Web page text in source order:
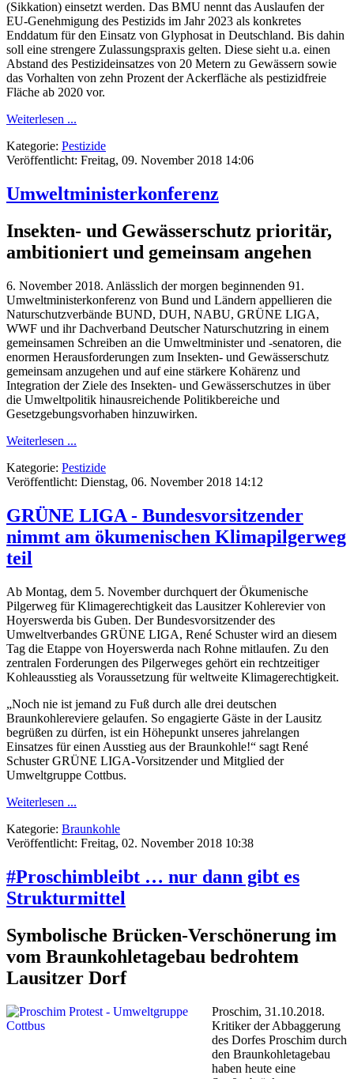
(Sikkation) einsetzt werden. Das BMU nennt das Auslaufen der
EU-Genehmigung des Pestizids im Jahr 2023 als konkretes
Enddatum für den Einsatz von Glyphosat in Deutschland. Bis dahin
soll eine strengere Zulassungspraxis gelten. Diese sieht u.a. einen
Abstand des Pestizideinsatzes von 20 Metern zu Gewässern sowie
das Vorhalten von zehn Prozent der Ackerfläche als pestizidfreie
Fläche ab 2020 vor.
Weiterlesen ...
Kategorie: Pestizide
Veröffentlicht: Freitag, 09. November 2018 14:06
Umweltministerkonferenz
Insekten- und Gewässerschutz prioritär,
ambitioniert und gemeinsam angehen
6. November 2018. Anlässlich der morgen beginnenden 91.
Umweltministerkonferenz von Bund und Ländern appellieren die
Naturschutzverbände BUND, DUH, NABU, GRÜNE LIGA,
WWF und ihr Dachverband Deutscher Naturschutzring in einem
gemeinsamen Schreiben an die Umweltminister und -senatoren, die
enormen Herausforderungen zum Insekten- und Gewässerschutz
gemeinsam anzugehen und auf eine stärkere Kohärenz und
Integration der Ziele des Insekten- und Gewässerschutzes in über
die Umweltpolitik hinausreichende Politikbereiche und
Gesetzgebungsvorhaben hinzuwirken.
Weiterlesen ...
Kategorie: Pestizide
Veröffentlicht: Dienstag, 06. November 2018 14:12
GRÜNE LIGA - Bundesvorsitzender
nimmt am ökumenischen Klimapilgerweg
teil
Ab Montag, dem 5. November durchquert der Ökumenische
Pilgerweg für Klimagerechtigkeit das Lausitzer Kohlerevier von
Hoyerswerda bis Guben. Der Bundesvorsitzender des
Umweltverbandes GRÜNE LIGA, René Schuster wird an diesem
Tag die Etappe von Hoyerswerda nach Rohne mitlaufen. Zu den
zentralen Forderungen des Pilgerweges gehört ein rechtzeitiger
Kohleausstieg als Voraussetzung für weltweite Klimagerechtigkeit.
„Noch nie ist jemand zu Fuß durch alle drei deutschen
Braunkohlereviere gelaufen. So engagierte Gäste in der Lausitz
begrüßen zu dürfen, ist ein Höhepunkt unseres jahrelangen
Einsatzes für einen Ausstieg aus der Braunkohle!“ sagt René
Schuster GRÜNE LIGA-Vorsitzender und Mitglied der
Umweltgruppe Cottbus.
Weiterlesen ...
Kategorie: Braunkohle
Veröffentlicht: Freitag, 02. November 2018 10:38
#Proschimbleibt … nur dann gibt es
Strukturmittel
Symbolische Brücken-Verschönerung im
vom Braunkohletagebau bedrohtem
Lausitzer Dorf
Proschim, 31.10.2018.
Kritiker der Abbaggerung
des Dorfes Proschim durch
den Braunkohletagebau
haben heute eine